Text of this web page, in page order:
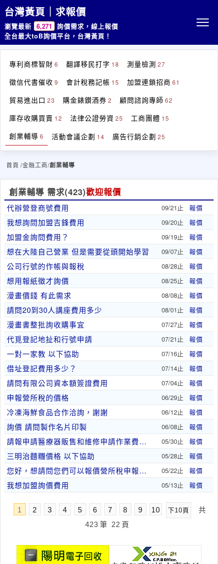
台灣黃頁｜求報價
瀏覽最新 6,271
詢價需求，線上報價
全台最大toB詢價平台，台灣黃頁！
專利商標智財 6 翻譯移民打字 18 測量檢測 27
徵信代書催收 9 會計稅務記帳 15 加盟連鎖招商 61
貿易進出口 23 購金錶鑚酒券 2 顧問諮詢專師 62
庫存收購買賣 12 法律公證勞資 25 工商團體 15
創業輔導 6 活動會議企劃 14 廣告行銷企劃 25
首頁 /金融工商/創業輔導
創業輔導 需求(423)歡迎報價
代辦營登商號費用 09/21止 報價
我想詢問加盟吉鋒費用 09/20止 報價
加盟金詢問費用？ 09/19止 報價
想在大陸自己營業 但是需要從頭開始學習 09/07止 報價
公司行號的作帳與報稅 08/28止 報價
想用報紙徵才詢價 08/25止 報價
漫畫價錢 有此需求 08/08止 報價
請問20到30人講座費用多少 08/01止 報價
漫畫書整批詢收購事宜 07/27止 報價
代覓登記地扯和行號申請 07/21止 報價
一對一家教 以下協助 07/16止 報價
借址登記費用多少？ 07/14止 報價
請問有限公司資本額簽證費用 07/04止 報價
申報營所稅的價格 06/29止 報價
冷凍海鮮食品合作洽詢，謝謝 06/12止 報價
詢價 請問製作名片印製 06/08止 報價
請報申請醫療器販售和維修申請作業費、遷租營登作業.. 05/30止 報價
三明治麵糰價格 以下協助 05/28止 報價
您好，想請問您們可以報價營所稅申報嗎？我這邊可以.. 05/22止 報價
我想加盟詢價費用 05/13止 報價
1 2 3 4 5 6 7 8 9 10 下10頁
共
423 筆 22 頁